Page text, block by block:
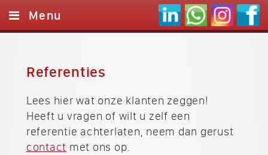
Menu
Websites
Logo's
Referenties
Onze werkwijze
Referenties
Lees hier wat onze klanten zeggen!
Heeft u vragen of wilt u zelf een
referentie achterlaten, neem dan gerust
contact met ons op.